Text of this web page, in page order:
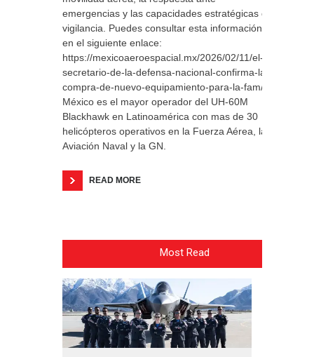
emergencias y las capacidades estratégicas de
vigilancia. Puedes consultar esta información
en el siguiente enlace:
https://mexicoaeroespacial.mx/2026/02/11/el-
secretario-de-la-defensa-nacional-confirma-la-
compra-de-nuevo-equipamiento-para-la-fam/
México es el mayor operador del UH-60M
Blackhawk en Latinoamérica con mas de 30
helicópteros operativos en la Fuerza Aérea, la
Aviación Naval y la GN.
READ MORE
Most Read